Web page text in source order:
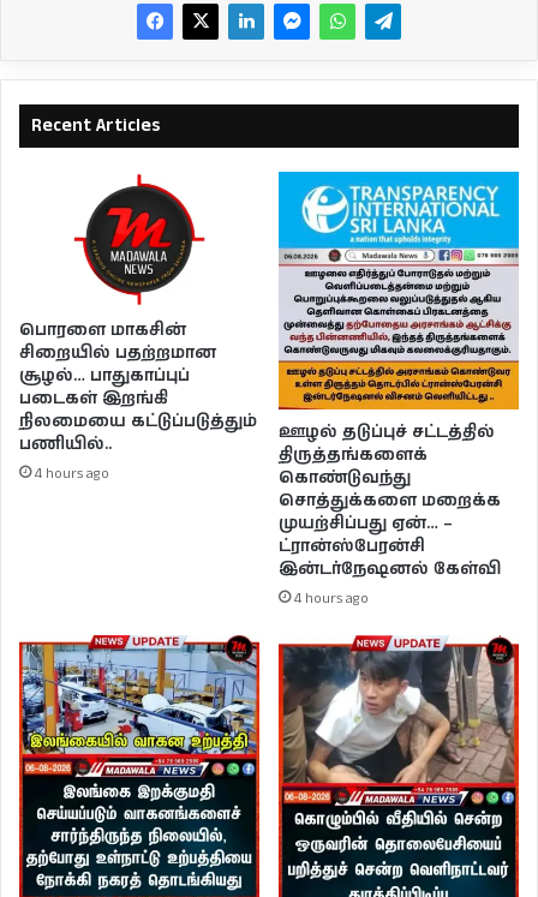
Recent Articles
பொரளை மாகசின்
சிறையில் பதற்றமான
சூழல்… பாதுகாப்புப்
படைகள் இறங்கி
நிலமையை கட்டுப்படுத்தும்
பணியில்..
4 hours ago
ஊழல் தடுப்புச் சட்டத்தில்
திருத்தங்களைக்
கொண்டுவந்து
சொத்துக்களை மறைக்க
முயற்சிப்பது ஏன்… –
ட்ரான்ஸ்பேரன்சி
இன்டர்நேஷனல் கேள்வி
4 hours ago